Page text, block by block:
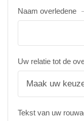
Naam overledene
Uw relatie tot de
Tekst van uw